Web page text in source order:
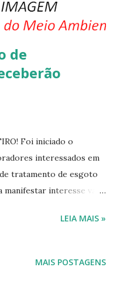
de
Foi iniciado o
interessados em
tratamento de esgoto
interesse vai
de esgoto ou se
LEIA MAIS »
MAIS POSTAGENS